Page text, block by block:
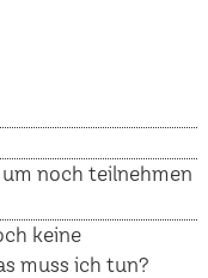
noch teilnehmen
keine
muss ich tun?